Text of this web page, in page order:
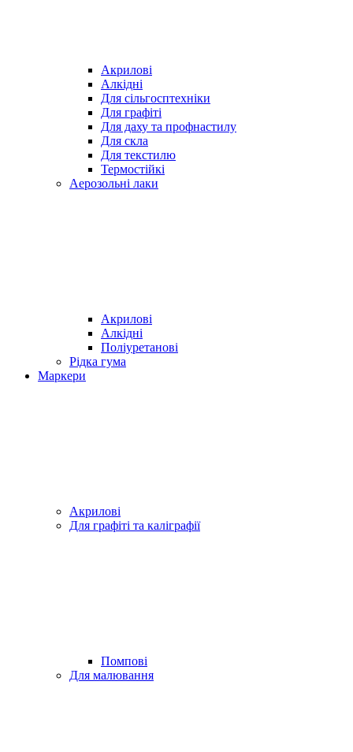
Акрилові
Алкідні
Для cільгосптехніки
Для графіті
Для даху та профнастилу
Для скла
Для текстилю
Термостійкі
Аерозольні лаки
Акрилові
Алкідні
Поліуретанові
Рідка гума
Маркери
Акрилові
Для графіті та каліграфії
Помпові
Для малювання